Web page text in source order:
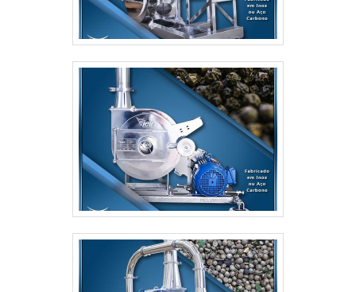
altamente qualificada, características possíveis pelo
fato de a empresa ter escritório de alta qualidade
onde são realizadas as atividades e equipamentos
de última geração. Tudo isso, somado a uma
equipe multidisciplinar de consultores associados e
equipe eficiente, garante uma entrega de
excelência de ponta a ponta..